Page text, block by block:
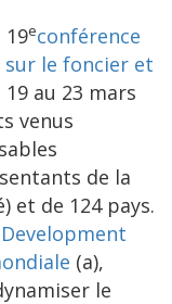
19econférence
sur le foncier et
au 23 mars
venus
de la
et de 124 pays.
Development
(a),
le